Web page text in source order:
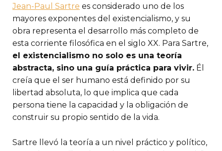
Jean-Paul Sartre es considerado uno de los
mayores exponentes del existencialismo, y su
obra representa el desarrollo más completo de
esta corriente filosófica en el siglo XX. Para Sartre,
el existencialismo no solo es una teoría
abstracta, sino una guía práctica para vivir. Él
creía que el ser humano está definido por su
libertad absoluta, lo que implica que cada
persona tiene la capacidad y la obligación de
construir su propio sentido de la vida.
Sartre llevó la teoría a un nivel práctico y político,